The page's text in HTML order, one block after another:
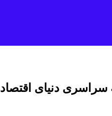
سراسری دنیای اقتصاد